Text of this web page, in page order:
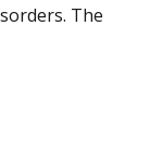
The